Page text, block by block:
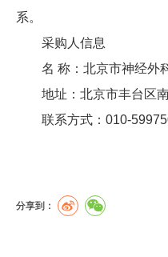
系。
采购人信息
名 称：北京市神经外
地址：北京市丰台区
联系方式：010-
分享到：